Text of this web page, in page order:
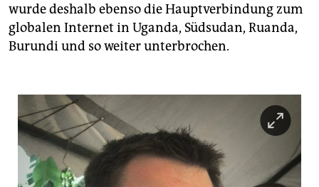
wurde deshalb ebenso die Hauptverbindung zum
globalen Internet in Uganda, Südsudan, Ruanda,
Burundi und so weiter unterbrochen.